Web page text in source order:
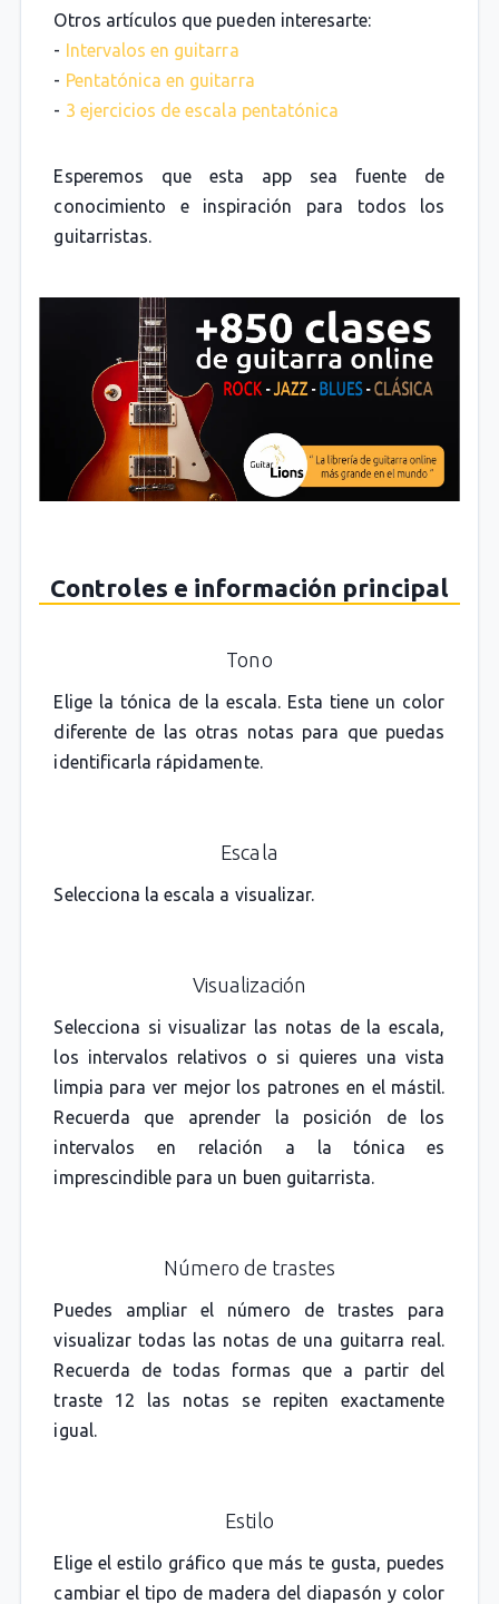
Otros artículos que pueden interesarte:
- Intervalos en guitarra
- Pentatónica en guitarra
- 3 ejercicios de escala pentatónica
Esperemos que esta app sea fuente de
conocimiento e inspiración para todos los
guitarristas.
Controles e información principal
Tono
Elige la tónica de la escala. Esta tiene un color
diferente de las otras notas para que puedas
identificarla rápidamente.
Escala
Selecciona la escala a visualizar.
Visualización
Selecciona si visualizar las notas de la escala,
los intervalos relativos o si quieres una vista
limpia para ver mejor los patrones en el mástil.
Recuerda que aprender la posición de los
intervalos en relación a la tónica es
imprescindible para un buen guitarrista.
Número de trastes
Puedes ampliar el número de trastes para
visualizar todas las notas de una guitarra real.
Recuerda de todas formas que a partir del
traste 12 las notas se repiten exactamente
igual.
Estilo
Elige el estilo gráfico que más te gusta, puedes
cambiar el tipo de madera del diapasón y color